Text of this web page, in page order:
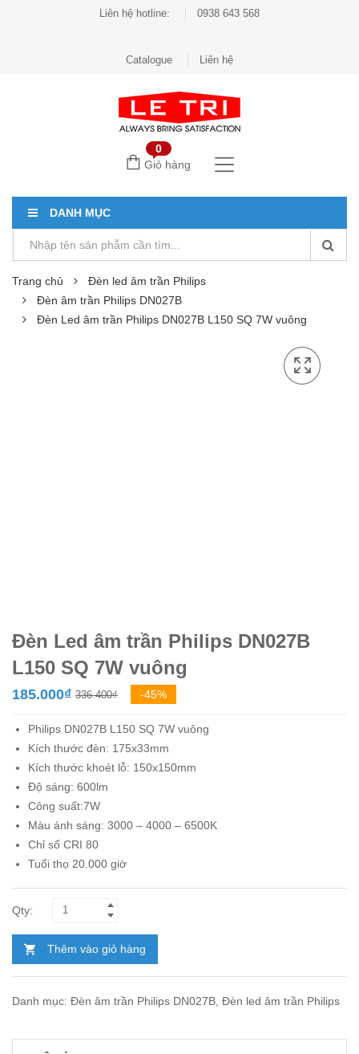
Liên hệ hotline: 0938 643 568
Catalogue Liên hệ
0
Giỏ hàng
DANH MỤC
Trang chủ
Đèn led âm trần Philips
Đèn âm trần Philips DN027B
Đèn Led âm trần Philips DN027B L150 SQ 7W vuông
Đèn Led âm trần Philips DN027B
L150 SQ 7W vuông
336.400₫Giá
là:
336.400₫.
185.000₫
Giá
tại
là:
185.000₫.
-45%
Philips DN027B L150 SQ 7W vuông
Kích thước đèn: 175x33mm
Kích thước khoét lỗ: 150x150mm
Độ sáng: 600lm
Công suất:7W
Màu ánh sáng: 3000 – 4000 – 6500K
Chỉ số CRI 80
Tuổi thọ 20.000 giờ
Thêm vào giỏ hàng
Danh mục: Đèn âm trần Philips DN027B Đèn led âm trần Philips